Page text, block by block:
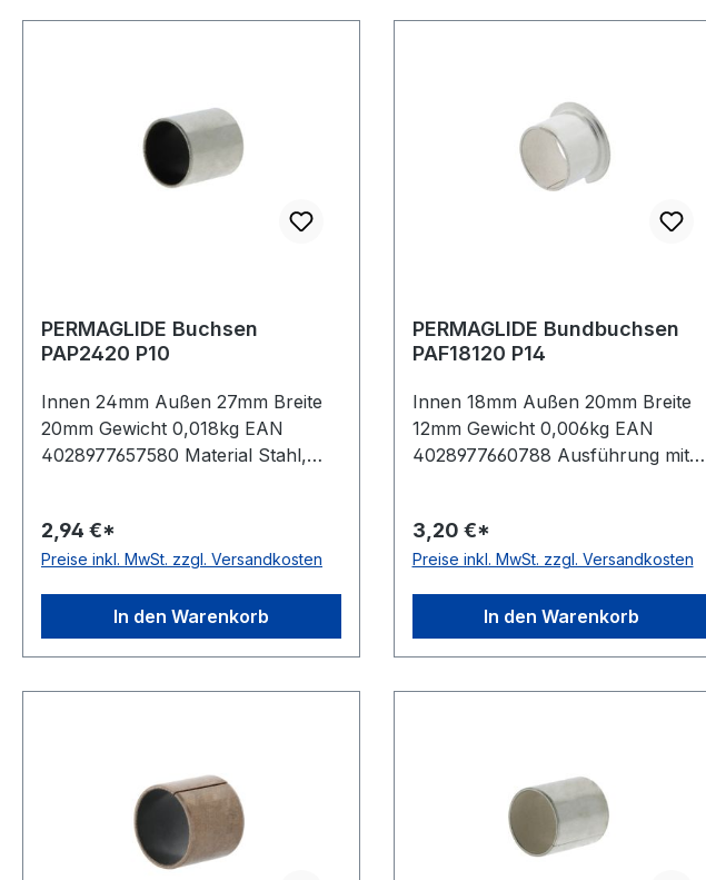
PERMAGLIDE Buchsen
PAP2420 P10
Innen 24mm Außen 27mm Breite
20mm Gewicht 0,018kg EAN
4028977657580 Material Stahl,
Anwendungen Temperaturbereich
-200 bis +280 °C
2,94 €*
Preise inkl. MwSt. zzgl. Versandkosten
In den Warenkorb
PERMAGLIDE Bundbuchsen
PAF18120 P14
Innen 18mm Außen 20mm Breite
12mm Gewicht 0,006kg EAN
4028977660788 Ausführung mit
wartungsfrei, für trockenlaufende
Anwendungen Temperaturbereich
3,20 €*
Preise inkl. MwSt. zzgl. Versandkosten
In den Warenkorb